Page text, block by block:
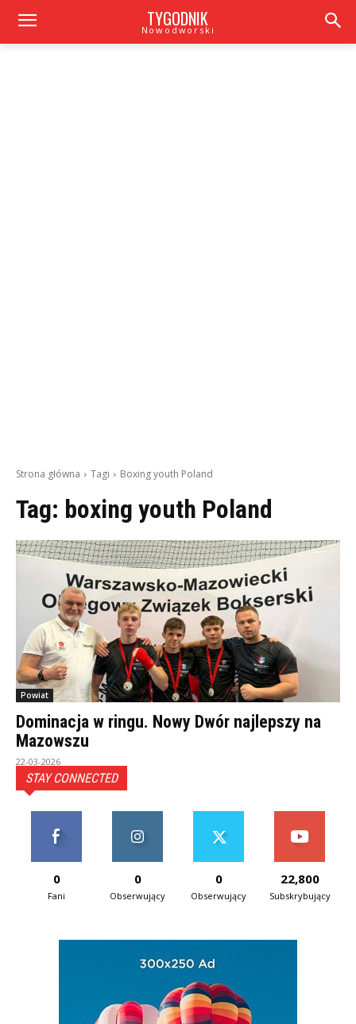
TYGODNIK
Nowodworski
Strona główna Tagi Boxing youth Poland
Tag: boxing youth Poland
Powiat
Dominacja w ringu. Nowy Dwór najlepszy na
Mazowszu
22-03-2026
STAY CONNECTED
0
Fani
0
Obserwujący
0
Obserwujący
22,800
Subskrybujący